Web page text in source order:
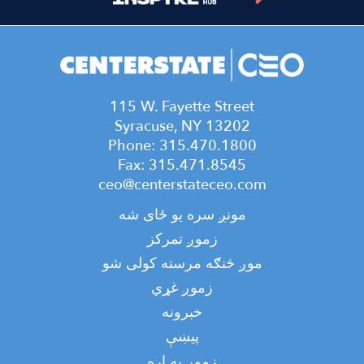
115 W. Fayette Street
Syracuse, NY 13202
Phone: 315.470.1800
Fax: 315.471.8545
ceo@centerstateceo.com
مونږ سره یو ځای شه
زموږ تمرکز
موږ څنګه مرسته کولی شو
زموږ غړي
خبرونه
پیښې